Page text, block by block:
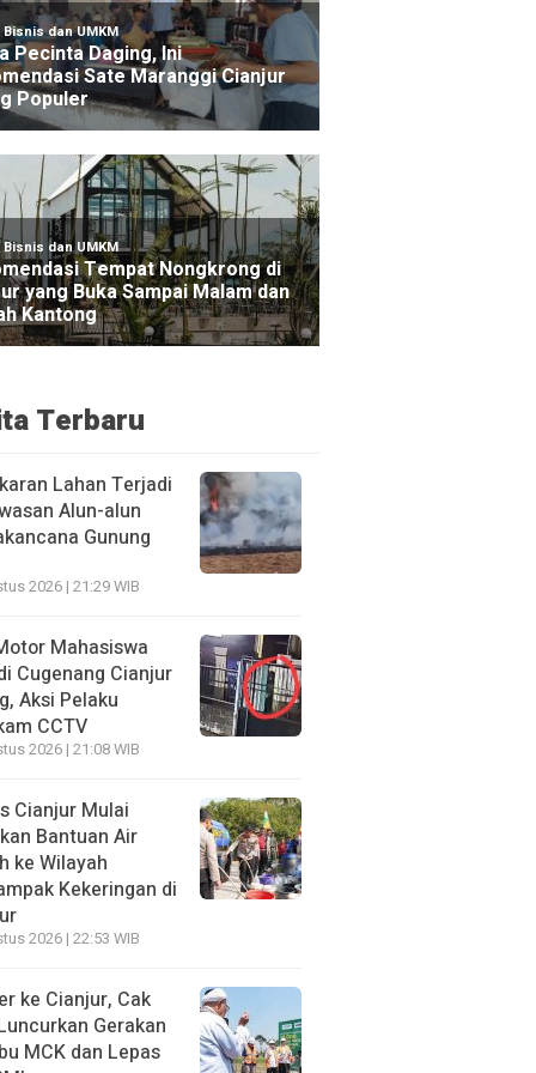
Terbaru
Lahan Terjadi
Alun-alun
Gunung
2026 | 21:29 WIB
Mahasiswa
Cugenang Cianjur
Aksi Pelaku
CCTV
2026 | 21:08 WIB
Cianjur Mulai
Bantuan Air
ke Wilayah
Kekeringan di
2026 | 22:53 WIB
ke Cianjur, Cak
Gerakan
MCK dan Lepas